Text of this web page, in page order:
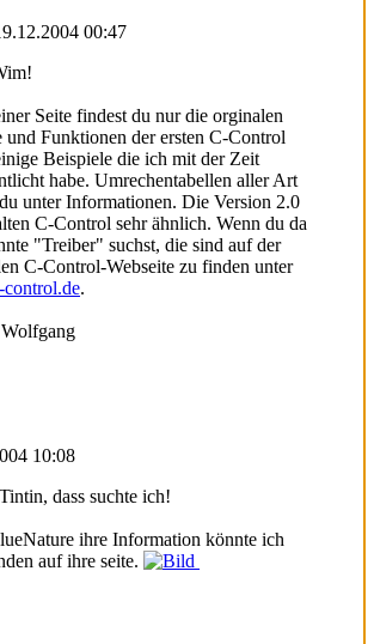
00:47
Seite findest du nur die orginalen
und Funktionen der ersten C-Control
Beispiele die ich mit der Zeit
habe. Umrechentabellen aller Art
unter Informationen. Die Version 2.0
C-Control sehr ähnlich. Wenn du da
"Treiber" suchst, die sind auf der
C-Control-Webseite zu finden unter
.
10:08
dass suchte ich!
ihre Information könnte ich
auf ihre seite.